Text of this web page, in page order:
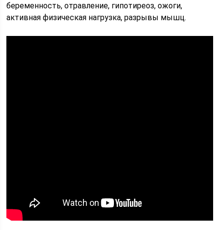
беременность, отравление, гипотиреоз, ожоги,
активная физическая нагрузка, разрывы мышц.